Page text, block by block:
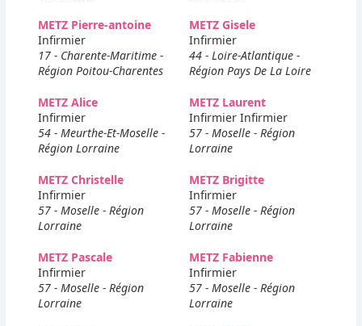
METZ Pierre-antoine
Infirmier
17 - Charente-Maritime -
Région Poitou-Charentes
METZ Gisele
Infirmier
44 - Loire-Atlantique -
Région Pays De La Loire
METZ Alice
Infirmier
54 - Meurthe-Et-Moselle -
Région Lorraine
METZ Laurent
Infirmier Infirmier
57 - Moselle - Région
Lorraine
METZ Christelle
Infirmier
57 - Moselle - Région
Lorraine
METZ Brigitte
Infirmier
57 - Moselle - Région
Lorraine
METZ Pascale
Infirmier
57 - Moselle - Région
Lorraine
METZ Fabienne
Infirmier
57 - Moselle - Région
Lorraine